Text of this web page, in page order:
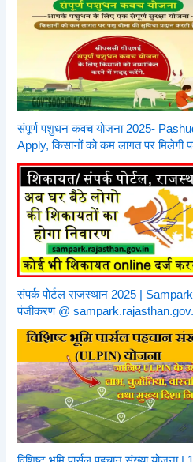
संपूर्ण पशुधन कवच योजना 2025-
Apply, किसानों को कम लागत पर मिलेगी
संपर्क पोर्टल राजस्थान 2025 |
पंजीकरण @